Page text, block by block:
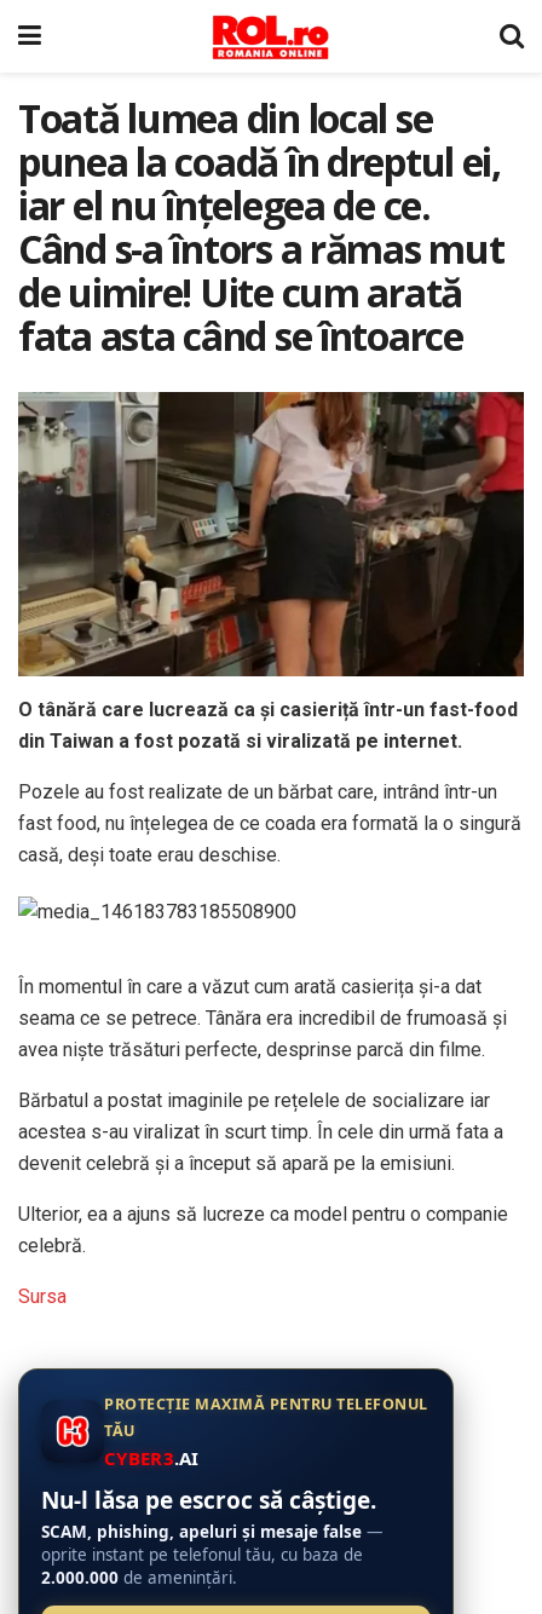
Toată lumea din local se
punea la coadă în dreptul ei,
iar el nu înțelegea de ce.
Când s-a întors a rămas mut
de uimire! Uite cum arată
fata asta când se întoarce
O tânără care lucrează ca și casieriță într-un fast-food
din Taiwan a fost pozată si viralizată pe internet.
Pozele au fost realizate de un bărbat care, intrând într-un
fast food, nu înțelegea de ce coada era formată la o singură
casă, deși toate erau deschise.
În momentul în care a văzut cum arată casierița și-a dat
seama ce se petrece. Tânăra era incredibil de frumoasă și
avea niște trăsături perfecte, desprinse parcă din filme.
Bărbatul a postat imaginile pe rețelele de socializare iar
acestea s-au viralizat în scurt timp. În cele din urmă fata a
devenit celebră și a început să apară pe la emisiuni.
Ulterior, ea a ajuns să lucreze ca model pentru o companie
celebră.
Sursa
PROTECȚIE MAXIMĂ PENTRU TELEFONUL
TĂU
CYBER3.AI
Nu-l lăsa pe escroc să câștige.
SCAM, phishing, apeluri și mesaje false —
oprite instant pe telefonul tău, cu baza de
2.000.000 de amenințări.